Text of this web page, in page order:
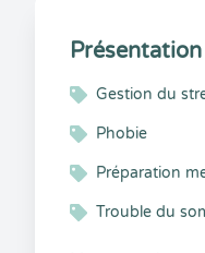
Présentation
Phobie
Préparation
Trouble du